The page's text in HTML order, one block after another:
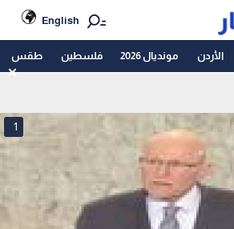
English
الأردن مونديال 2026 فلسطين طقس
1